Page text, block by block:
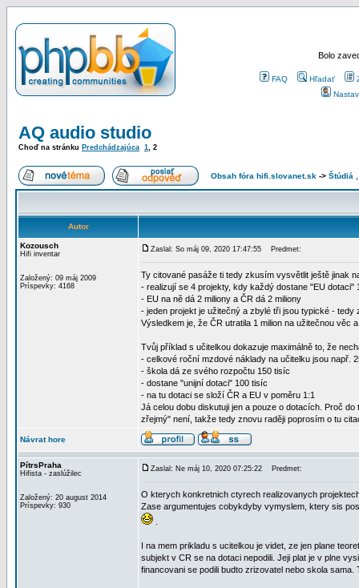
Bolo
FAQ Hľadať
AQ audio studio
Choď na stránku Predchádzajúca 1, 2
Obsah fóra hifi.slovanet.sk -> Štúdiá
Autor
Kozousch
Hifi inventar
Založený: 09 máj 2009
Príspevky: 4168
Zaslal: So máj 09, 2020 17:47:55 Predmet:
Ty citované pasáže ti tedy zkusím vysvětlit ještě jinak
- realizují se 4 projekty, kdy každý dostane "EU dotaci"
- EU na ně dá 2 miliony a ČR dá 2 miliony
- jeden projekt je užitečný a zbylé tři jsou typické - tedy
Výsledkem je, že ČR utratila 1 milion na užitečnou
Tvůj příklad s učitelkou dokazuje maximálně to, že
- celkové roční mzdové náklady na učitelku jsou např.
- škola dá ze svého rozpočtu 150 tisíc
- dostane "unijní dotaci" 100 tisíc
- na tu dotaci se složí ČR a EU v poměru 1:1
Já celou dobu diskutuji jen a pouze o dotacích. Proč
zřejmý" není, takže tedy znovu raději poprosím o tu
Návrat hore
PítrsPraha
Hifista - zaslúžilec
Založený: 20 august 2014
Príspevky: 930
Zaslal: Ne máj 10, 2020 07:25:22 Predmet:
O kterych konkretnich ctyrech realizovanych
Zase argumentujes cobykdyby vymyslem, ktery sis
I na mem prikladu s ucitelkou je videt, ze jen plane
subjekt v CR se na dotaci nepodili. Jeji plat je v plne
financovani se podili budto zrizovatel nebo skola